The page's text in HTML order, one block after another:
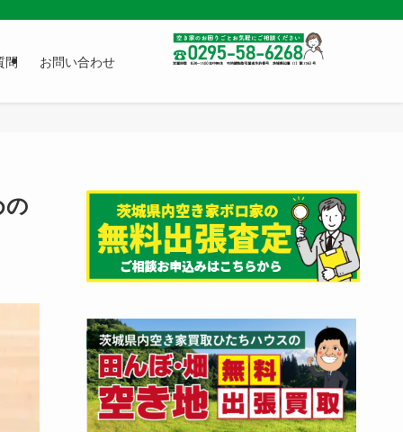
問 お問い合わせ
の